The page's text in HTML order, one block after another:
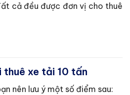
cả đều được đơn vị cho thuê
thuê xe tải 10 tấn
nên lưu ý một số điểm sau: